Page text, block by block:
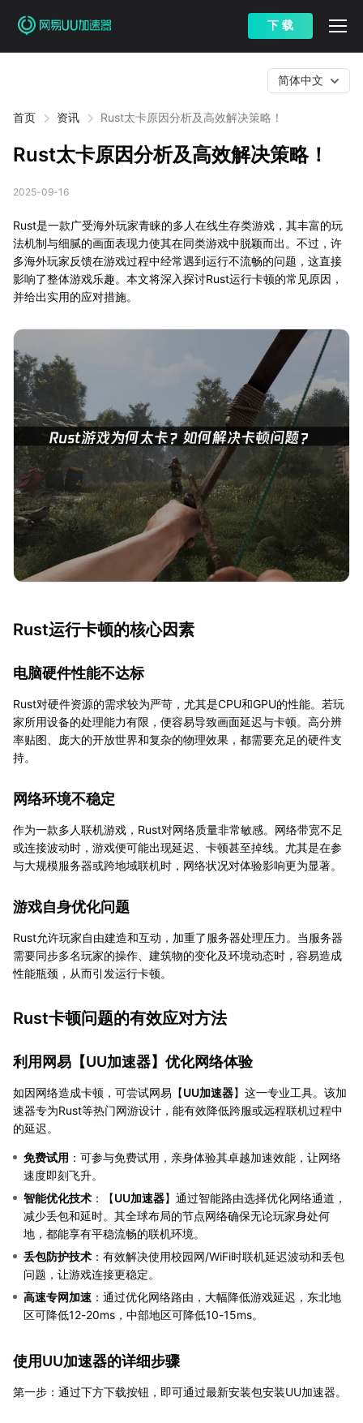
下 载
首页 资讯 Rust太卡原因分析及高效解决策略！
简体中文
Rust太卡原因分析及高效解决策略！
2025-09-16
Rust是一款广受海外玩家青睐的多人在线生存类游戏，其丰富的玩
法机制与细腻的画面表现力使其在同类游戏中脱颖而出。不过，许
多海外玩家反馈在游戏过程中经常遇到运行不流畅的问题，这直接
影响了整体游戏乐趣。本文将深入探讨Rust运行卡顿的常见原因，
并给出实用的应对措施。
Rust运行卡顿的核心因素
电脑硬件性能不达标
Rust对硬件资源的需求较为严苛，尤其是CPU和GPU的性能。若玩
家所用设备的处理能力有限，便容易导致画面延迟与卡顿。高分辨
率贴图、庞大的开放世界和复杂的物理效果，都需要充足的硬件支
持。
网络环境不稳定
作为一款多人联机游戏，Rust对网络质量非常敏感。网络带宽不足
或连接波动时，游戏便可能出现延迟、卡顿甚至掉线。尤其是在参
与大规模服务器或跨地域联机时，网络状况对体验影响更为显著。
游戏自身优化问题
Rust允许玩家自由建造和互动，加重了服务器处理压力。当服务器
需要同步多名玩家的操作、建筑物的变化及环境动态时，容易造成
性能瓶颈，从而引发运行卡顿。
Rust卡顿问题的有效应对方法
利用网易【UU加速器】优化网络体验
如因网络造成卡顿，可尝试网易【UU加速器】这一专业工具。该加
速器专为Rust等热门网游设计，能有效降低跨服或远程联机过程中
的延迟。
免费试用 ：可参与免费试用，亲身体验其卓越加速效能，让网络
速度即刻飞升。
智能优化技术 ：【UU加速器】通过智能路由选择优化网络通道，
减少丢包和延时。其全球布局的节点网络确保无论玩家身处何
地，都能享有平稳流畅的联机环境。
丢包防护技术 ：有效解决使用校园网/WiFi时联机延迟波动和丢包
问题，让游戏连接更稳定。
高速专网加速 ：通过优化网络路由，大幅降低游戏延迟，东北地
区可降低12-20ms，中部地区可降低10-15ms。
使用UU加速器的详细步骤
第一步：通过下方下载按钮，即可通过最新安装包安装UU加速器。